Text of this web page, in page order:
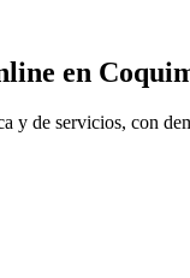
en
y de servicios, con